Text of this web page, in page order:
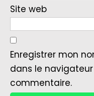
Site web
Enregistrer mon
dans le
commentaire.